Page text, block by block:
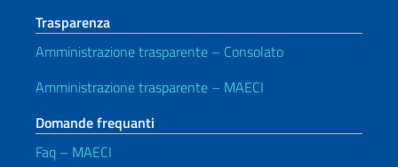
Trasparenza
Amministrazione trasparente – Consolato
Amministrazione trasparente – MAECI
Domande frequanti
Faq – MAECI